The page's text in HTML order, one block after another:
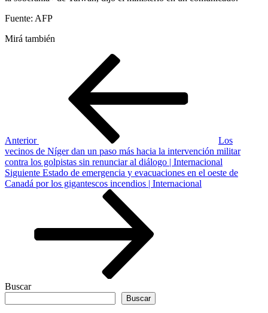
Fuente: AFP
Mirá también
Anterior
Los
vecinos de Níger dan un paso más hacia la intervención militar
contra los golpistas sin renunciar al diálogo | Internacional
Siguiente
entrada
Siguiente Estado de emergencia y evacuaciones en el oeste de
Canadá por los gigantescos incendios | Internacional
Buscar
Buscar